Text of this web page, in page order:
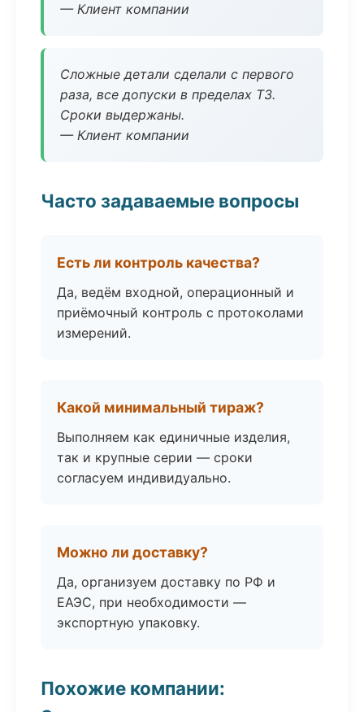
— Клиент компании
Сложные детали сделали с первого
раза, все допуски в пределах ТЗ.
Сроки выдержаны.
— Клиент компании
Часто задаваемые вопросы
Есть ли контроль качества?
Да, ведём входной, операционный и
приёмочный контроль с протоколами
измерений.
Какой минимальный тираж?
Выполняем как единичные изделия,
так и крупные серии — сроки
согласуем индивидуально.
Можно ли доставку?
Да, организуем доставку по РФ и
ЕАЭС, при необходимости —
экспортную упаковку.
Похожие компании: